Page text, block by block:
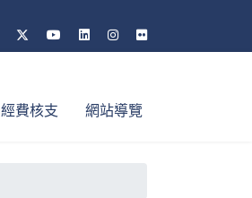
經費核支 網站導覽